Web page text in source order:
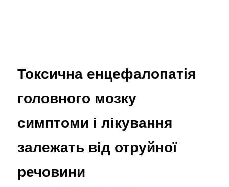
Токсична енцефалопатія
головного мозку
симптоми і лікування
залежать від отруйної
речовини